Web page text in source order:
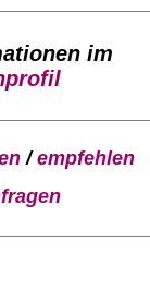
im
/empfehlen